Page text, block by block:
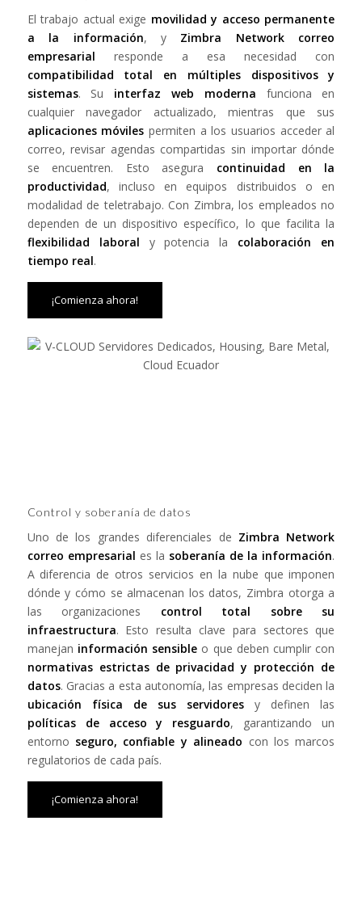
El trabajo actual exige movilidad y acceso permanente
a la información, y Zimbra Network correo
empresarial responde a esa necesidad con
compatibilidad total en múltiples dispositivos y
sistemas. Su interfaz web moderna funciona en
cualquier navegador actualizado, mientras que sus
aplicaciones móviles permiten a los usuarios acceder al
correo, revisar agendas compartidas sin importar dónde
se encuentren. Esto asegura continuidad en la
productividad, incluso en equipos distribuidos o en
modalidad de teletrabajo. Con Zimbra, los empleados no
dependen de un dispositivo específico, lo que facilita la
flexibilidad laboral y potencia la colaboración en
tiempo real.
¡Comienza ahora!
Control y soberanía de datos
Uno de los grandes diferenciales de Zimbra Network
correo empresarial es la soberanía de la información.
A diferencia de otros servicios en la nube que imponen
dónde y cómo se almacenan los datos, Zimbra otorga a
las organizaciones control total sobre su
infraestructura. Esto resulta clave para sectores que
manejan información sensible o que deben cumplir con
normativas estrictas de privacidad y protección de
datos. Gracias a esta autonomía, las empresas deciden la
ubicación física de sus servidores y definen las
políticas de acceso y resguardo, garantizando un
entorno seguro, confiable y alineado con los marcos
regulatorios de cada país.
¡Comienza ahora!